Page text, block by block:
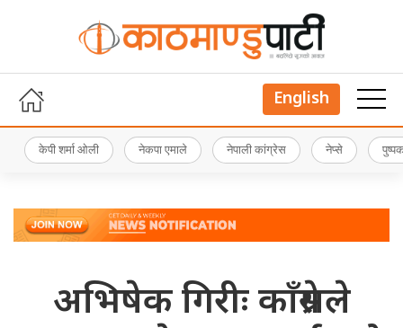
English
केपी शर्मा ओली नेकपा एमाले नेपाली कांग्रेस नेप्से
अभिषेक गिरीः काँग्रेसले